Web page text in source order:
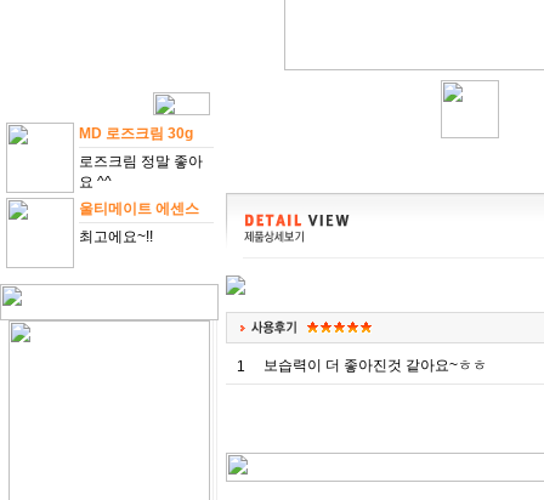
MD 로즈크림 30g
로즈크림 정말 좋아
요 ^^
울티메이트 에센스
최고에요~!!
1 보습력이 더 좋아진것 같아요~ㅎㅎ